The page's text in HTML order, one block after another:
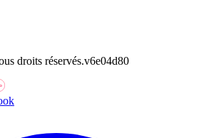
droits réservés.v6e04d80